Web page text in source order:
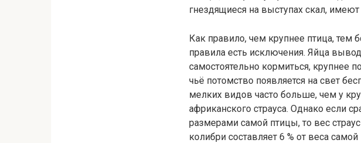
гнездящиеся на выступах скал,
Как правило, чем крупнее птица, тем
правила есть исключения. Яйца
самостоятельно кормиться, крупнее
чьё потомство появляется на свет
мелких видов часто больше, чем у
африканского страуса. Однако если
размерами самой птицы, то вес
колибри составляет 6 % от веса самой